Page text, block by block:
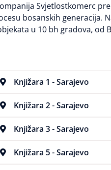
Svjetlostkomerc
bosanskih generacija.
u 10 bh gradova, od
Knjižara 1 - Sarajevo
Knjižara 2 - Sarajevo
Knjižara 3 - Sarajevo
Knjižara 5 - Sarajevo